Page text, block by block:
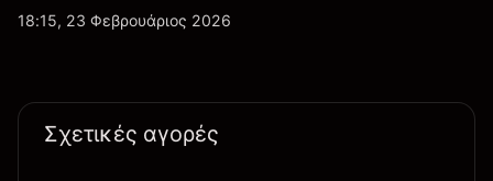
απόδοση κερδών, τα δεδομένα παραδόσεων και
18:15, 23 Φεβρουάριος 2026
Σχετικές αγορές